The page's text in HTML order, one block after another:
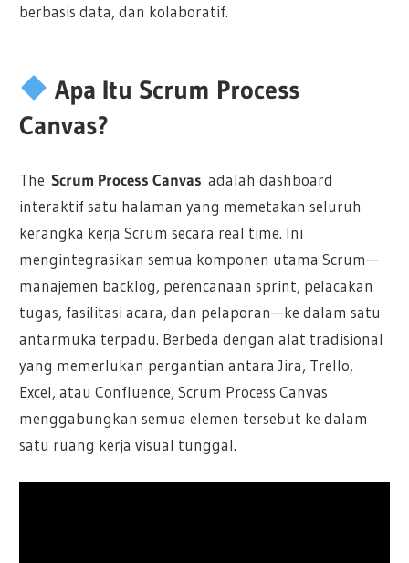
berbasis data, dan kolaboratif.
Apa Itu Scrum Process
Canvas?
TheScrum Process Canvas adalah dashboard
interaktif satu halaman yang memetakan seluruh
kerangka kerja Scrum secara real time. Ini
mengintegrasikan semua komponen utama Scrum—
manajemen backlog, perencanaan sprint, pelacakan
tugas, fasilitasi acara, dan pelaporan—ke dalam satu
antarmuka terpadu. Berbeda dengan alat tradisional
yang memerlukan pergantian antara Jira, Trello,
Excel, atau Confluence, Scrum Process Canvas
menggabungkan semua elemen tersebut ke dalam
satu ruang kerja visual tunggal.